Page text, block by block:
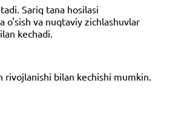
Sariq tana hosilasi
o'sish va nuqtaviy zichlashuvlar
kechadi.
rivojlanishi bilan kechishi mumkin.